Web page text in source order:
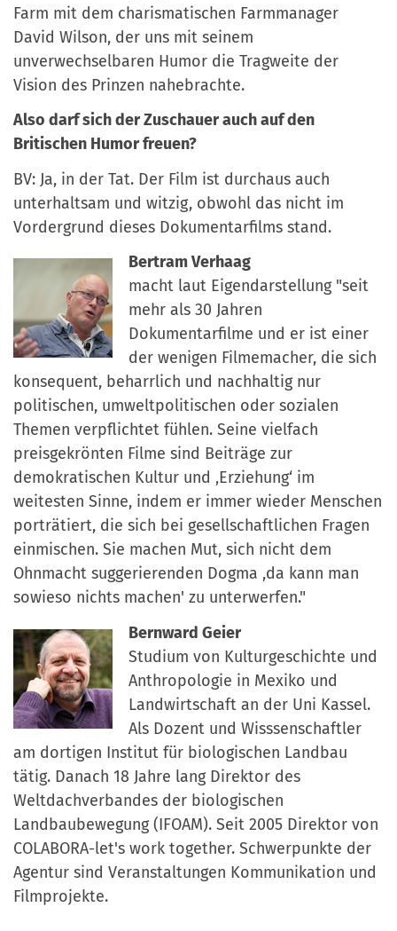
Farm mit dem charismatischen Farmmanager
David Wilson, der uns mit seinem
unverwechselbaren Humor die Tragweite der
Vision des Prinzen nahebrachte.
Also darf sich der Zuschauer auch auf den
Britischen Humor freuen?
BV: Ja, in der Tat. Der Film ist durchaus auch
unterhaltsam und witzig, obwohl das nicht im
Vordergrund dieses Dokumentarfilms stand.
Bertram Verhaag
macht laut Eigendarstellung "seit
mehr als 30 Jahren
Dokumentarfilme und er ist einer
der wenigen Filmemacher, die sich
konsequent, beharrlich und nachhaltig nur
politischen, umweltpolitischen oder sozialen
Themen verpflichtet fühlen. Seine vielfach
preisgekrönten Filme sind Beiträge zur
demokratischen Kultur und ‚Erziehung‘ im
weitesten Sinne, indem er immer wieder Menschen
porträtiert, die sich bei gesellschaftlichen Fragen
einmischen. Sie machen Mut, sich nicht dem
Ohnmacht suggerierenden Dogma ,da kann man
sowieso nichts machen' zu unterwerfen."
Bernward Geier
Studium von Kulturgeschichte und
Anthropologie in Mexiko und
Landwirtschaft an der Uni Kassel.
Als Dozent und Wisssenschaftler
am dortigen Institut für biologischen Landbau
tätig. Danach 18 Jahre lang Direktor des
Weltdachverbandes der biologischen
Landbaubewegung (IFOAM). Seit 2005 Direktor von
COLABORA-let's work together. Schwerpunkte der
Agentur sind Veranstaltungen Kommunikation und
Filmprojekte.